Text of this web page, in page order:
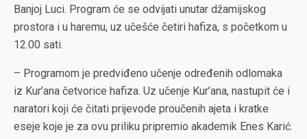
Banjoj Luci. Program će se odvijati unutar džamijskog
prostora i u haremu, uz učešće četiri hafiza, s početkom u
12.00 sati.
– Programom je predviđeno učenje određenih odlomaka
iz Kur’ana četvorice hafiza. Uz učenje Kur’ana, nastupit će i
naratori koji će čitati prijevode proučenih ajeta i kratke
eseje koje je za ovu priliku pripremio akademik Enes Karić.